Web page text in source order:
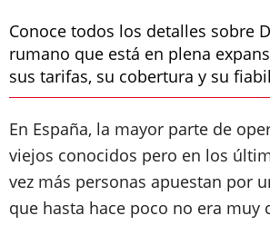
Conoce todos los detalles sobre
rumano que está en plena
sus tarifas, su cobertura y su
En España, la mayor parte de
viejos conocidos pero en los
vez más personas apuestan por
que hasta hace poco no era muy